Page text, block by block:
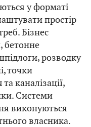
у форматі
простір
Бізнес
бетонне
розводку
точки
каналізації,
Системи
виконуються
власника.